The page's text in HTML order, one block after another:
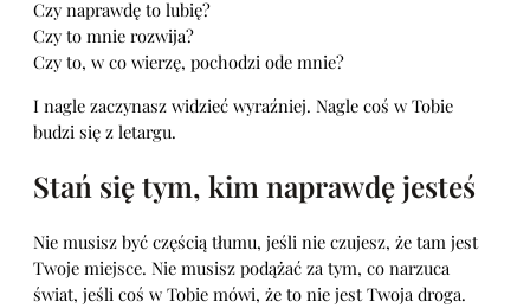
Czy naprawdę to lubię?
Czy to mnie rozwija?
Czy to, w co wierzę, pochodzi ode mnie?
I nagle zaczynasz widzieć wyraźniej. Nagle coś w Tobie
budzi się z letargu.
Stań się tym, kim naprawdę jesteś
Nie musisz być częścią tłumu, jeśli nie czujesz, że tam jest
Twoje miejsce. Nie musisz podążać za tym, co narzuca
świat, jeśli coś w Tobie mówi, że to nie jest Twoja droga.